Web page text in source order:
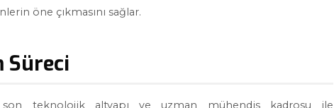
öne çıkmasını sağlar.
Süreci
son teknolojik altyapı ve uzman mühendis kadrosu ile